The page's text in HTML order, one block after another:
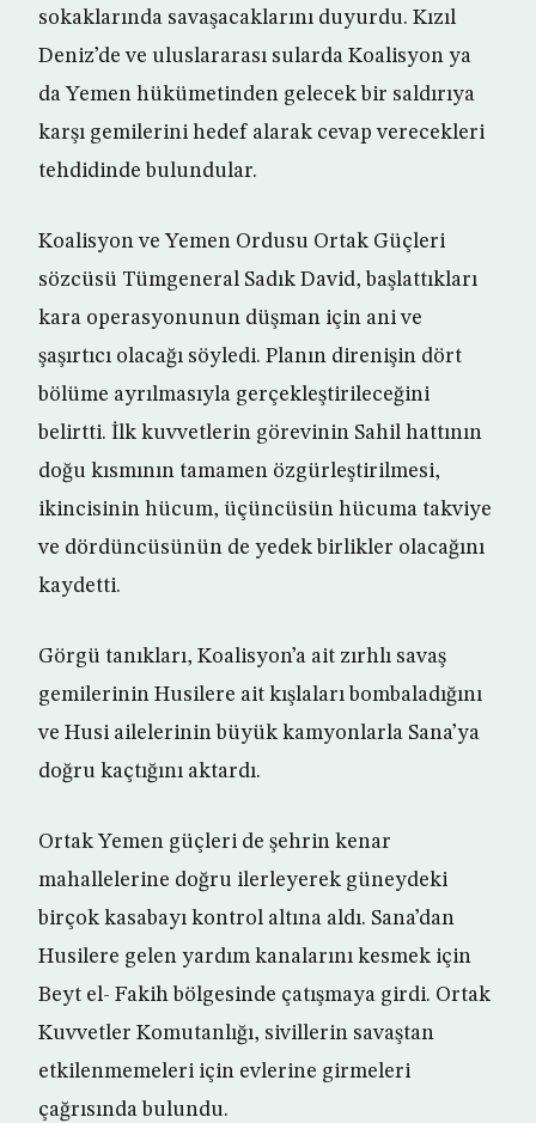
sokaklarında savaşacaklarını duyurdu. Kızıl
Deniz’de ve uluslararası sularda Koalisyon ya
da Yemen hükümetinden gelecek bir saldırıya
karşı gemilerini hedef alarak cevap verecekleri
tehdidinde bulundular.
Koalisyon ve Yemen Ordusu Ortak Güçleri
sözcüsü Tümgeneral Sadık David, başlattıkları
kara operasyonunun düşman için ani ve
şaşırtıcı olacağı söyledi. Planın direnişin dört
bölüme ayrılmasıyla gerçekleştirileceğini
belirtti. İlk kuvvetlerin görevinin Sahil hattının
doğu kısmının tamamen özgürleştirilmesi,
ikincisinin hücum, üçüncüsün hücuma takviye
ve dördüncüsünün de yedek birlikler olacağını
kaydetti.
Görgü tanıkları, Koalisyon’a ait zırhlı savaş
gemilerinin Husilere ait kışlaları bombaladığını
ve Husi ailelerinin büyük kamyonlarla Sana’ya
doğru kaçtığını aktardı.
Ortak Yemen güçleri de şehrin kenar
mahallelerine doğru ilerleyerek güneydeki
birçok kasabayı kontrol altına aldı. Sana’dan
Husilere gelen yardım kanalarını kesmek için
Beyt el- Fakih bölgesinde çatışmaya girdi. Ortak
Kuvvetler Komutanlığı, sivillerin savaştan
etkilenmemeleri için evlerine girmeleri
çağrısında bulundu.